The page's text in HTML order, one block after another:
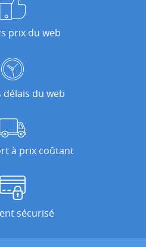
prix du web
délais du web
à prix coûtant
sécurisé